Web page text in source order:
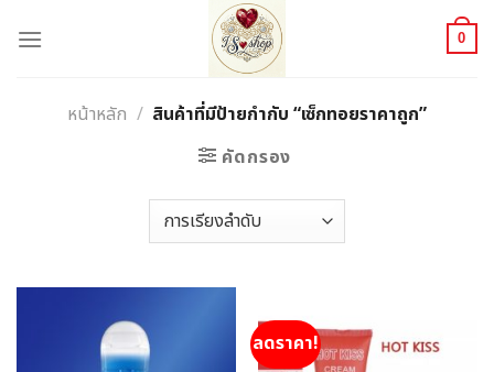
0
หน้าหลัก / สินค้าที่มีป้ายกำกับ “เซ็กทอยราคาถูก”
คัดกรอง
ลดราคา!